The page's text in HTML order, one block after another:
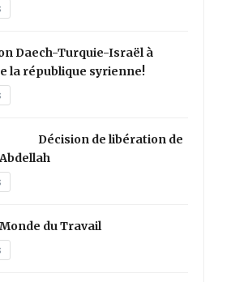
Daech-Turquie-Israël à
la république syrienne!
Décision de libération de
du Travail